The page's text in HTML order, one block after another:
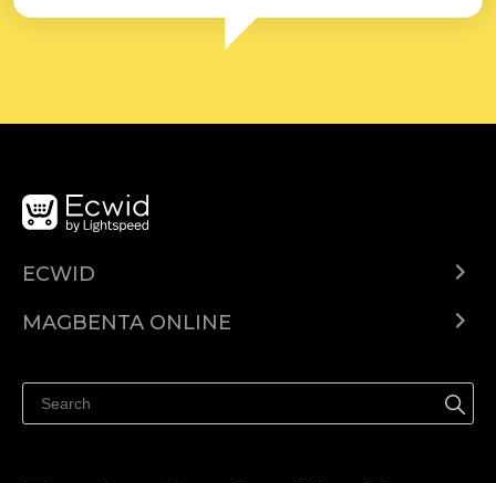
ECWID
Help center
MAGBENTA ONLINE
Ibenta sa Facebook